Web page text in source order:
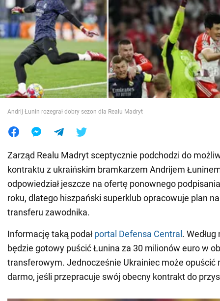
Społeczeństwo
Wojna na Ukrainie
Świat
Jedzenie
Andrij Łunin rozegrał dobry sezon dla Realu Madryt
Zarząd Realu Madryt sceptycznie podchodzi do
kontraktu z ukraińskim bramkarzem Andrijem
odpowiedział jeszcze na ofertę ponownego
roku, dlatego hiszpański superklub opracowuje plan
transferu zawodnika.
Informację taką podał portal Defensa Central .
będzie gotowy puścić Łunina za 30 milionów euro w
transferowym. Jednocześnie Ukrainiec może opuścić
darmo, jeśli przepracuje swój obecny kontrakt do